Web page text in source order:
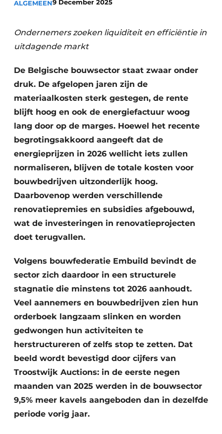
Video’s
Bedrijven
Contact
Beton & Staalbouw
Brandveiligheid
Evenementen
Dak & Gevel
Houtbouw
HVAC
Interieurarchitectuur
Keukens
Software
Toegangscontrole
Veiligheid & Opleiding
Zonwering
ALGEMEEN9 December 2025
Ondernemers zoeken liquiditeit en efficiëntie in
uitdagende markt
De Belgische bouwsector staat zwaar onder
druk. De afgelopen jaren zijn de
materiaalkosten sterk gestegen, de rente
blijft hoog en ook de energiefactuur woog
lang door op de marges. Hoewel het recente
begrotingsakkoord aangeeft dat de
energieprijzen in 2026 wellicht iets zullen
normaliseren, blijven de totale kosten voor
bouwbedrijven uitzonderlijk hoog.
Daarbovenop werden verschillende
renovatiepremies en subsidies afgebouwd,
wat de investeringen in renovatieprojecten
doet terugvallen.
Volgens bouwfederatie Embuild bevindt de
sector zich daardoor in een structurele
stagnatie die minstens tot 2026 aanhoudt.
Veel aannemers en bouwbedrijven zien hun
orderboek langzaam slinken en worden
gedwongen hun activiteiten te
herstructureren of zelfs stop te zetten. Dat
beeld wordt bevestigd door cijfers van
Troostwijk Auctions: in de eerste negen
maanden van 2025 werden in de bouwsector
9,5% meer kavels aangeboden dan in dezelfde
periode vorig jaar.